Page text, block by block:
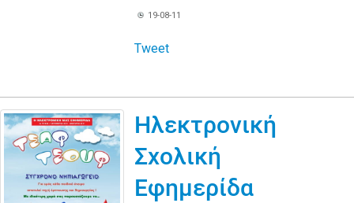
19-08-11
Tweet
Ηλεκτρονική
Σχολική
Εφημερίδα